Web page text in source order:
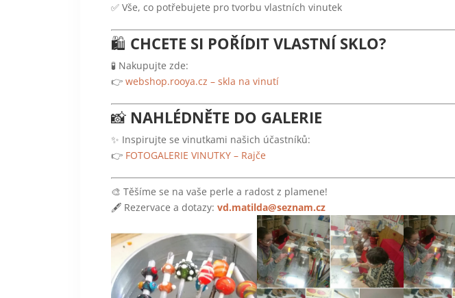
✅ Vše, co potřebujete pro tvorbu vlastních vinutek
🛍️ CHCETE SI POŘÍDIT VLASTNÍ SKLO?
🧪 Nakupujte zde:
👉 webshop.rooya.cz – skla na vinutí
📸 NAHLÉDNĚTE DO GALERIE
✨ Inspirujte se vinutkami našich účastníků:
👉 FOTOGALERIE VINUTKY – Rajče
🎨 Těšíme se na vaše perle a radost z plamene!
🖋️ Rezervace a dotazy: vd.matilda@seznam.cz